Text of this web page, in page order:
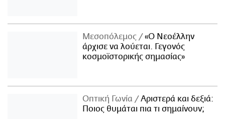
Μεσοπόλεμος
«Ο Νεοέλλην
άρχισε να λούεται. Γεγονός
κοσμοϊστορικής σημασίας»
Οπτική Γωνία
Αριστερά και δεξιά:
Ποιος θυμάται πια τι σημαίνουν;